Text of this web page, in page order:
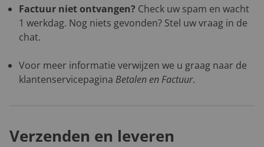
Factuur niet ontvangen? Check uw spam en wacht
1 werkdag. Nog niets gevonden? Stel uw vraag in de
chat.
Voor meer informatie verwijzen we u graag naar de
klantenservicepagina Betalen en Factuur.
Verzenden en leveren